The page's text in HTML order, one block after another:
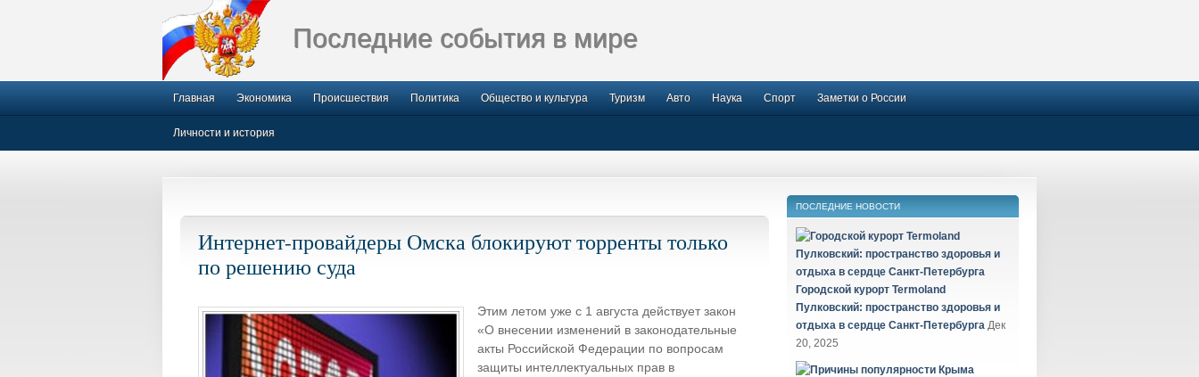
Последние события в мире
Главная Экономика Происшествия Политика Общество и культура Туризм Авто Наука Спорт Заметки о России
Личности и история
Интернет-провайдеры Омска блокируют торренты только
по решению суда
Этим летом уже с 1 августа действует закон
«О внесении изменений в законодательные
акты Российской Федерации по вопросам
защиты интеллектуальных прав в
ПОСЛЕДНИЕ НОВОСТИ
Городской курорт Termoland
Пулковский: пространство здоровья и
отдыха в сердце Санкт-Петербурга Дек
20, 2025